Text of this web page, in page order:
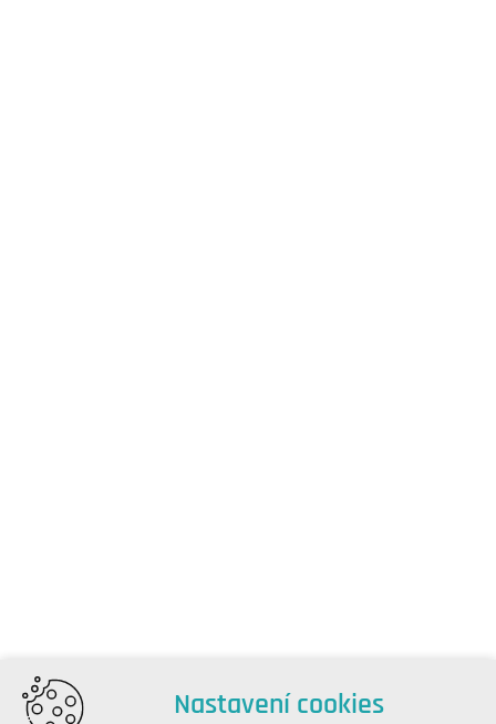
Nastavení cookies